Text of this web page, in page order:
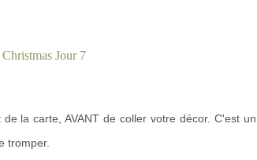
la carte, AVANT de coller votre décor. C'est un
tromper.